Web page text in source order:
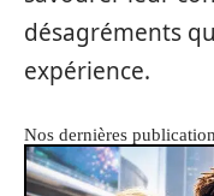
désagréments
expérience.
Nos dernières